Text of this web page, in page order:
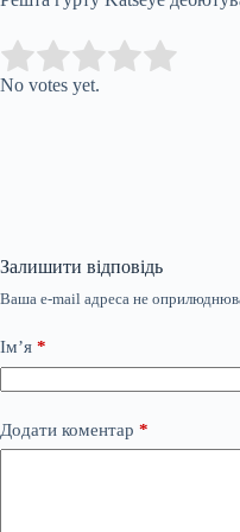
Rate this item:
No votes yet.
Залишити відповідь
Ваша e-mail адреса не
Ім’я *
Додати коментар *